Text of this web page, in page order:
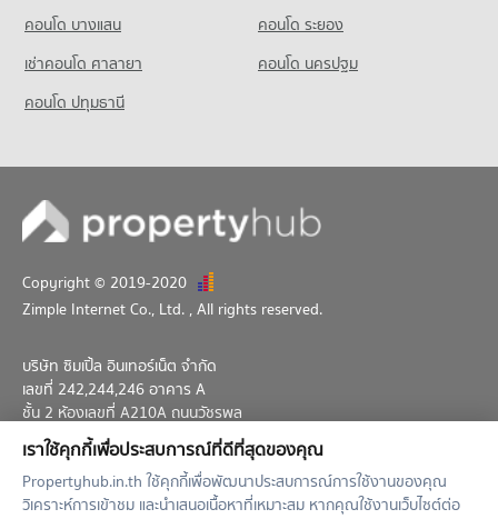
คอนโด บางแสน
คอนโด ระยอง
เช่าคอนโด ศาลายา
คอนโด นครปฐม
คอนโด ปทุมธานี
Copyright © 2019-2020
Zimple Internet Co., Ltd., All rights reserved.
บริษัท ซิมเปิ้ล อินเทอร์เน็ต จำกัด
เลขที่ 242,244,246 อาคาร A
ชั้น 2 ห้องเลขที่ A210A ถนนวัชรพล
แขวงท่าแร้ง เขตบางเขน กทม. 10230
02-026-3049
support@propertyhub.in.th
เราใช้คุกกี้เพื่อประสบการณ์ที่ดีที่สุดของคุณ
Propertyhub.in.th ใช้คุกกี้เพื่อพัฒนาประสบการณ์การใช้งานของคุณ
วิเคราะห์การเข้าชม และนำเสนอเนื้อหาที่เหมาะสม หากคุณใช้งานเว็บไซต์ต่อ